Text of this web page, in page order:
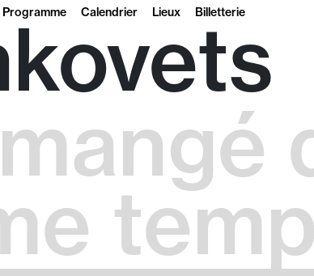
Programme Calendrier Lieux Billetterie